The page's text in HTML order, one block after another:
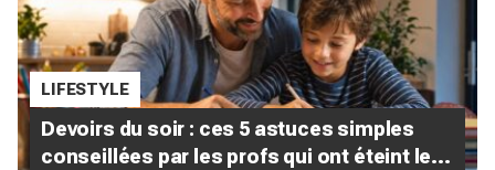
LIFESTYLE
Devoirs du soir : ces 5 astuces simples
conseillées par les profs qui ont éteint les